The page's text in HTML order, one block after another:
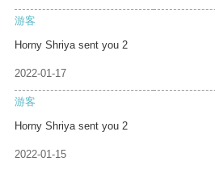
游客
Horny Shriya sent you 2
2022-01-17
游客
Horny Shriya sent you 2
2022-01-15